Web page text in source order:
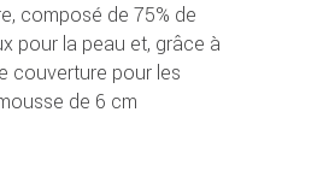
composé de 75% de
pour la peau et, grâce à
couverture pour les
de 6 cm